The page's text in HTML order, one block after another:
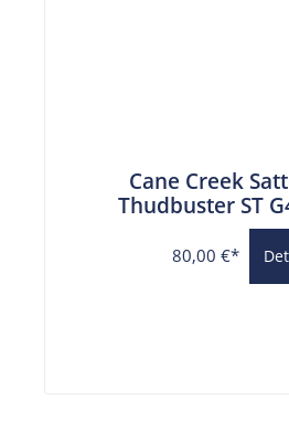
Cane Creek
Thudbuster ST
80,00 €*